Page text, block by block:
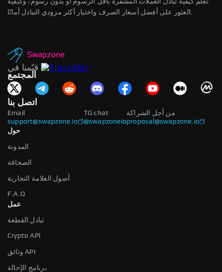
تعلّم كيفية تبادل العملات المشفرة بأقل الرسوم أو بدون رسوم، وكيفية
العثور على أفضل أسعار الصرف واختيار أكثر مزودي التبادل أمانًا.
قيّمنا في
المجتمع
اتصل بنا
Email
support@swapzone.io
من أجل الشراكة
proposal@swapzone.io
TG chat
@swapzoneio
حول
المدونة
الصحافة
أصول العلامة التجارية
F.A.Q
عمل
تبادل القطعة
Crypto API
وثائق API
برنامج الإحالة